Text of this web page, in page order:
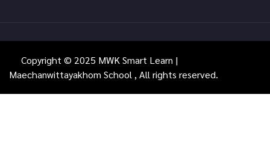
Copyright © 2025 MWK Smart Learn |
Maechanwittayakhom School , All rights reserved.